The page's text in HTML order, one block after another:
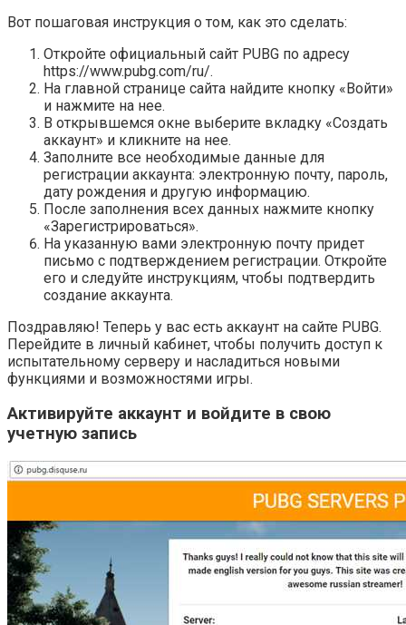
Вот пошаговая инструкция о том, как это сделать:
Откройте официальный сайт PUBG по адресу
https://www.pubg.com/ru/.
На главной странице сайта найдите кнопку «Войти»
и нажмите на нее.
В открывшемся окне выберите вкладку «Создать
аккаунт» и кликните на нее.
Заполните все необходимые данные для
регистрации аккаунта: электронную почту, пароль,
дату рождения и другую информацию.
После заполнения всех данных нажмите кнопку
«Зарегистрироваться».
На указанную вами электронную почту придет
письмо с подтверждением регистрации. Откройте
его и следуйте инструкциям, чтобы подтвердить
создание аккаунта.
Поздравляю! Теперь у вас есть аккаунт на сайте PUBG.
Перейдите в личный кабинет, чтобы получить доступ к
испытательному серверу и насладиться новыми
функциями и возможностями игры.
Активируйте аккаунт и войдите в свою
учетную запись